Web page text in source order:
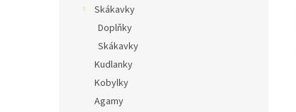
Skákavky
Doplňky
Skákavky
Kudlanky
Kobylky
Agamy